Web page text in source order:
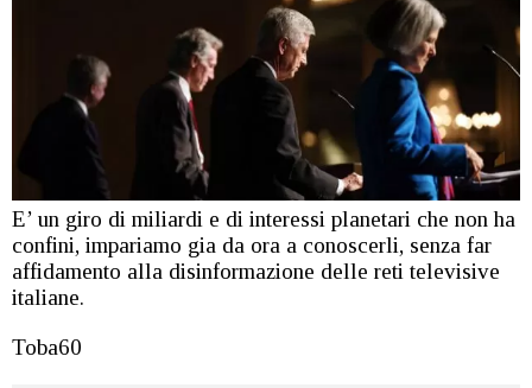
E’ un giro di miliardi e di interessi planetari che non ha
confini, impariamo gia da ora a conoscerli, senza far
affidamento alla disinformazione delle reti televisive
italiane.
Toba60